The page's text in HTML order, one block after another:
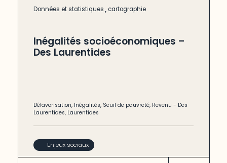
Données et statistiques, cartographie
Inégalités socioéconomiques –
Des Laurentides
Défavorisation, Inégalités, Seuil de pauvreté, Revenu - Des
Laurentides, Laurentides
Enjeux sociaux